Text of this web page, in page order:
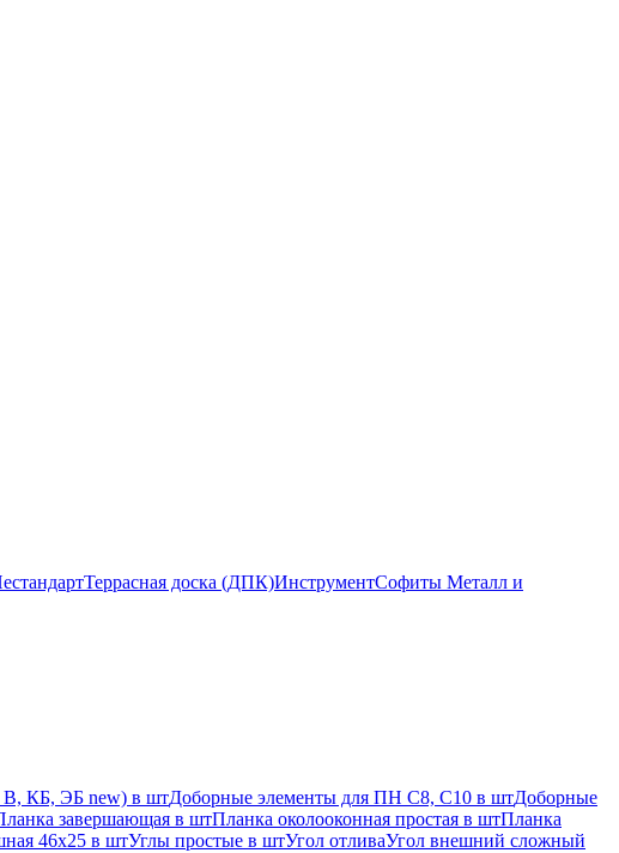
Террасная доска (ДПК)ИнструментСофиты Металл и
КБ, ЭБ new) в штДоборные элементы для ПН С8, С10 в штДоборные
завершающая в штПланка околооконная простая в штПланка
46х25 в штУглы простые в штУгол отливаУгол внешний сложный